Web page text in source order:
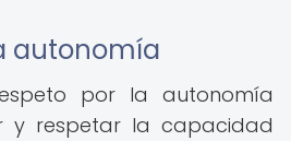
autonomía
por la autonomía
y respetar la capacidad